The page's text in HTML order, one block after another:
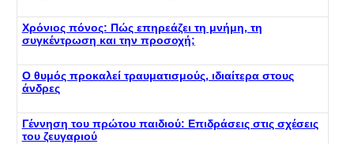
Χρόνιος πόνος: Πώς επηρεάζει τη μνήμη, τη
συγκέντρωση και την προσοχή;
Ο θυμός προκαλεί τραυματισμούς, ιδιαίτερα στους
άνδρες
Γέννηση του πρώτου παιδιού: Επιδράσεις στις σχέσεις
του ζευγαριού